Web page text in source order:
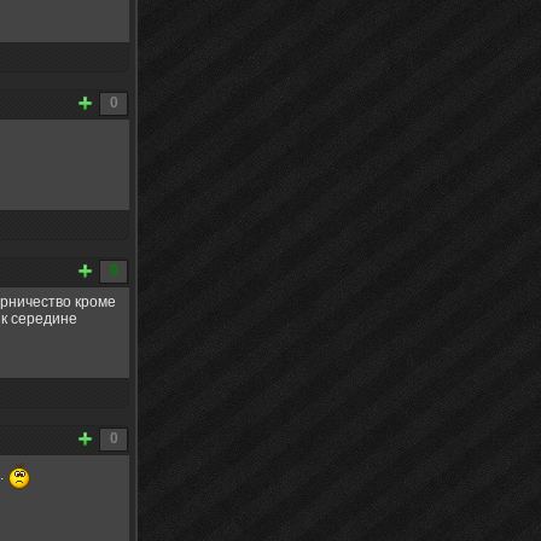
0
9
кроме
середине
0